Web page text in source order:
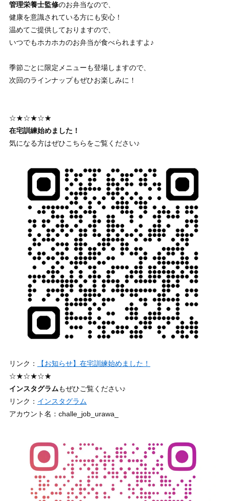
管理栄養士監修のお弁当なので、
健康を意識されている方にも安心！
温めてご提供しておりますので、
いつでもホカホカのお弁当が食べられますよ♪
季節ごとに限定メニューも登場しますので、
次回のラインナップもぜひお楽しみに！
☆★☆★☆★
在宅訓練始めました！
気になる方はぜひこちらをご覧ください♪
リンク：
【お知らせ】在宅訓練始めました！
☆★☆★☆★
インスタグラムもぜひご覧ください♪
リンク： インスタグラム
アカウント名：challe_job_urawa_